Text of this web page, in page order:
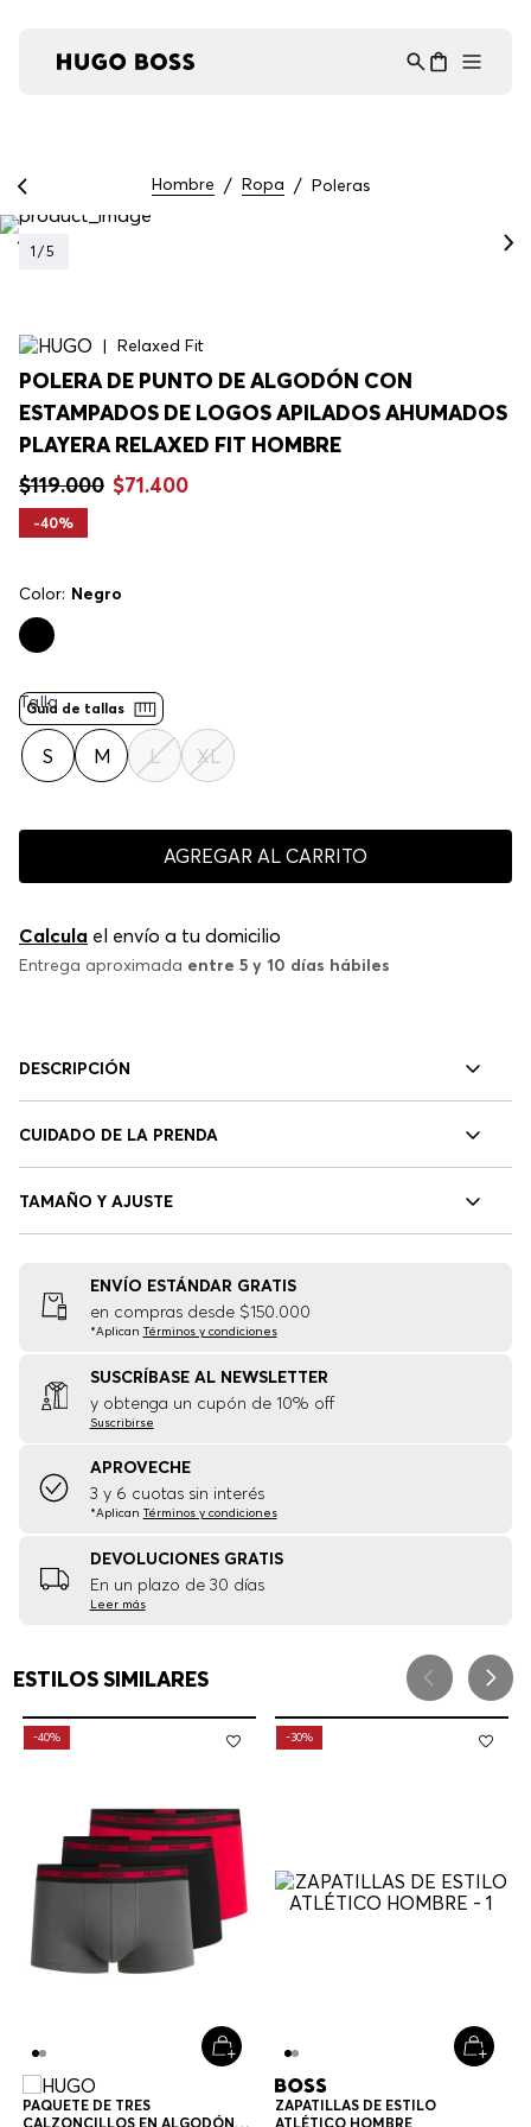
Hombre Ropa Poleras
1 /5
Relaxed Fit
POLERA DE PUNTO DE ALGODÓN CON
ESTAMPADOS DE LOGOS APILADOS AHUMADOS
PLAYERA RELAXED FIT HOMBRE
$119.000 $71.400
-40%
Color: Negro
Guía de tallas
Talla
S M L XL
AGREGAR AL CARRITO
Calcula el envío a tu domicilio
Entrega aproximada entre 5 y 10 días hábiles
DESCRIPCIÓN
CUIDADO DE LA PRENDA
TAMAÑO Y AJUSTE
ENVÍO ESTÁNDAR GRATIS
en compras desde $150.000
*Aplican Términos y condiciones
SUSCRÍBASE AL NEWSLETTER
y obtenga un cupón de 10% off
Suscribirse
APROVECHE
3 y 6 cuotas sin interés
*Aplican Términos y condiciones
DEVOLUCIONES GRATIS
En un plazo de 30 días
Leer más
ESTILOS SIMILARES
-40%
PAQUETE DE TRES
CALZONCILLOS EN ALGODÓN
-30%
ZAPATILLAS DE ESTILO
ATLÉTICO HOMBRE
Asistente Virtual
en línea ⋮